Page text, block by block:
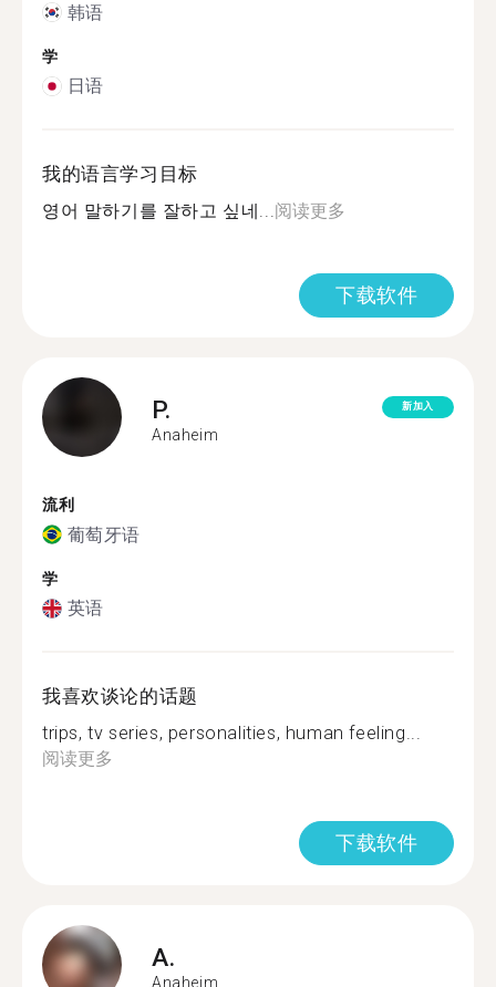
韩语
学
日语
我的语言学习目标
영어 말하기를 잘하고 싶네...阅读更多
下载软件
P.
Anaheim
新加入
流利
葡萄牙语
学
英语
我喜欢谈论的话题
trips, tv series, personalities, human feeling...
阅读更多
下载软件
A.
Anaheim